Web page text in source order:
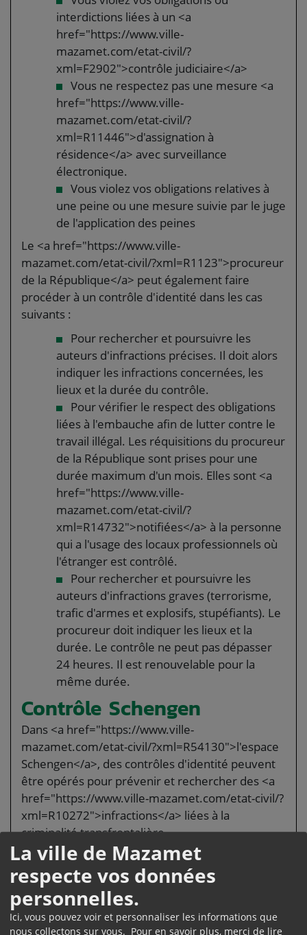
La ville de Mazamet
respecte vos données
personnelles.
Ici, vous pouvez voir et personnaliser les informations que
nous collectons sur vous. Pour en savoir plus, merci de lire
interdictions liées à un <a
href="https://www.ville-
mazamet.com/etat-civil/?
xml=F2902">contrôle judiciaire</a>
Vous ne respectez pas une mesure <a
href="https://www.ville-
mazamet.com/etat-civil/?
xml=R11446">d'assignation à
résidence</a> avec surveillance
électronique.
Vous violez vos obligations relatives à
une peine ou une mesure suivie par le juge
de l'application des peines
Le <a href="https://www.ville-
mazamet.com/etat-civil/?xml=R1123">procureur
de la République</a> peut également faire
procéder à un contrôle d'identité dans les cas
suivants :
Pour rechercher et poursuivre les
auteurs d'infractions précises. Il doit alors
indiquer les infractions concernées, les
lieux et la durée du contrôle.
Pour vérifier le respect des obligations
liées à l'embauche afin de lutter contre le
travail illégal. Les réquisitions du procureur
de la République sont prises pour une
durée maximum d'un mois. Elles sont <a
href="https://www.ville-
mazamet.com/etat-civil/?
xml=R14732">notifiées</a> à la personne
qui a l'usage des locaux professionnels où
l'étranger est contrôlé.
Pour rechercher et poursuivre les
auteurs d'infractions graves (terrorisme,
trafic d'armes et explosifs, stupéfiants). Le
procureur doit indiquer les lieux et la
durée. Le contrôle ne peut pas dépasser
24 heures. Il est renouvelable pour la
même durée.
Contrôle Schengen
Dans <a href="https://www.ville-
mazamet.com/etat-civil/?xml=R54130">l'espace
Schengen</a>, des contrôles d'identité peuvent
être opérés pour prévenir et rechercher des <a
href="https://www.ville-mazamet.com/etat-civil/?
xml=R10272">infractions</a> liées à la
criminalité transfrontalière.
Le contrôle peut avoir lieu dans les zones
suivantes :
Zone située à moins de 20 km d'une
frontière
Zone plus large, sur une autoroute ou